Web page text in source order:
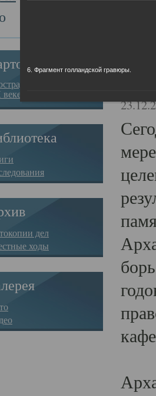
за веру в
на Севере”
дел
ходы
6. Фрагмент голландской гравюры.